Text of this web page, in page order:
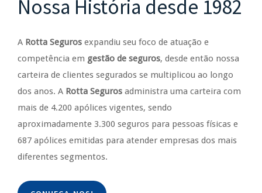
Nossa História desde 1982
A Rotta Seguros expandiu seu foco de atuação e
competência em gestão de seguros, desde então nossa
carteira de clientes segurados se multiplicou ao longo
dos anos. A Rotta Seguros administra uma carteira com
mais de 4.200 apólices vigentes, sendo
aproximadamente 3.300 seguros para pessoas físicas e
687 apólices emitidas para atender empresas dos mais
diferentes segmentos.